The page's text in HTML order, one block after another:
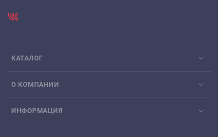
КАТАЛОГ
О КОМПАНИИ
ИНФОРМАЦИЯ